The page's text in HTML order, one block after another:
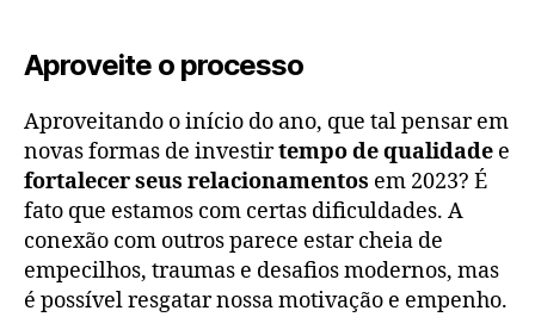
Aproveite o processo
Aproveitando o início do ano, que tal pensar em
novas formas de investirtempo de qualidade e
fortalecer seus relacionamentos em 2023? É
fato que estamos com certas dificuldades. A
conexão com outros parece estar cheia de
empecilhos, traumas e desafios modernos, mas
é possível resgatar nossa motivação e empenho.